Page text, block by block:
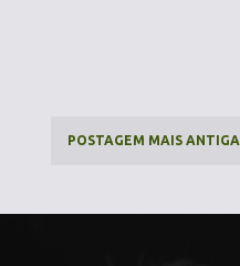
POSTAGEM MAIS ANTIGA